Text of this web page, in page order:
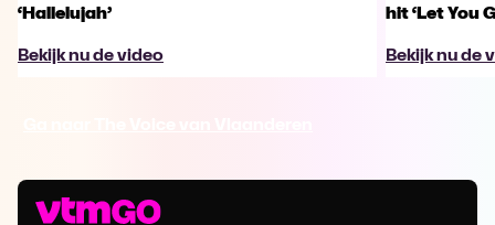
‘Hallelujah’
Bekijk nu de video
hit ‘Let You
Bekijk nu de